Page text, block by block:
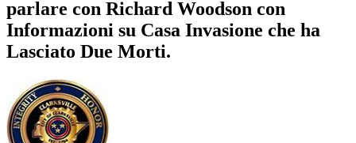
parlare con Richard Woodson con
Informazioni su Casa Invasione che ha
Lasciato Due Morti.